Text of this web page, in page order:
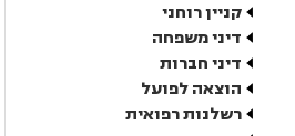
קניין רוחני
דיני משפחה
דיני חברות
הוצאה לפועל
רשלנות רפואית